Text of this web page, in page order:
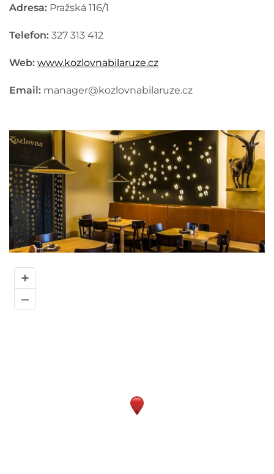
Adresa: Pražská 116/1
Telefon: 327 313 412
Web: www.kozlovnabilaruze.cz
Email: manager@kozlovnabilaruze.cz
+
–